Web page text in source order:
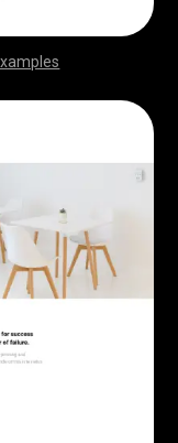
,,,,,,,,,
,,,,,,,,,
,,,,,,,,,
,,,,,,,,,
,,,,,,,,,
,,,,,,,,,
,,,,,,,,,